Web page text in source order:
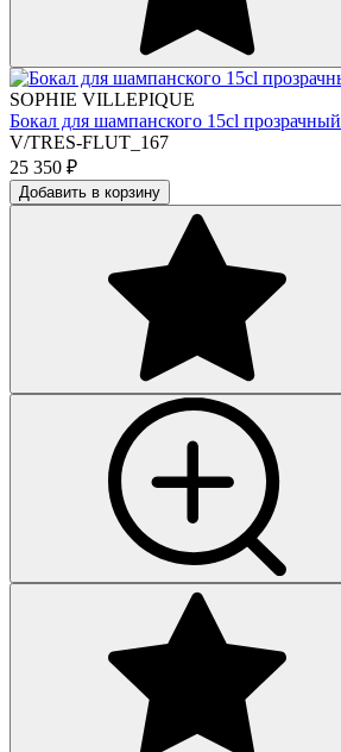
SOPHIE VILLEPIQUE
Бокал для шампанского 15cl прозрачный
V/TRES-FLUT_167
25 350 ₽
Добавить в корзину